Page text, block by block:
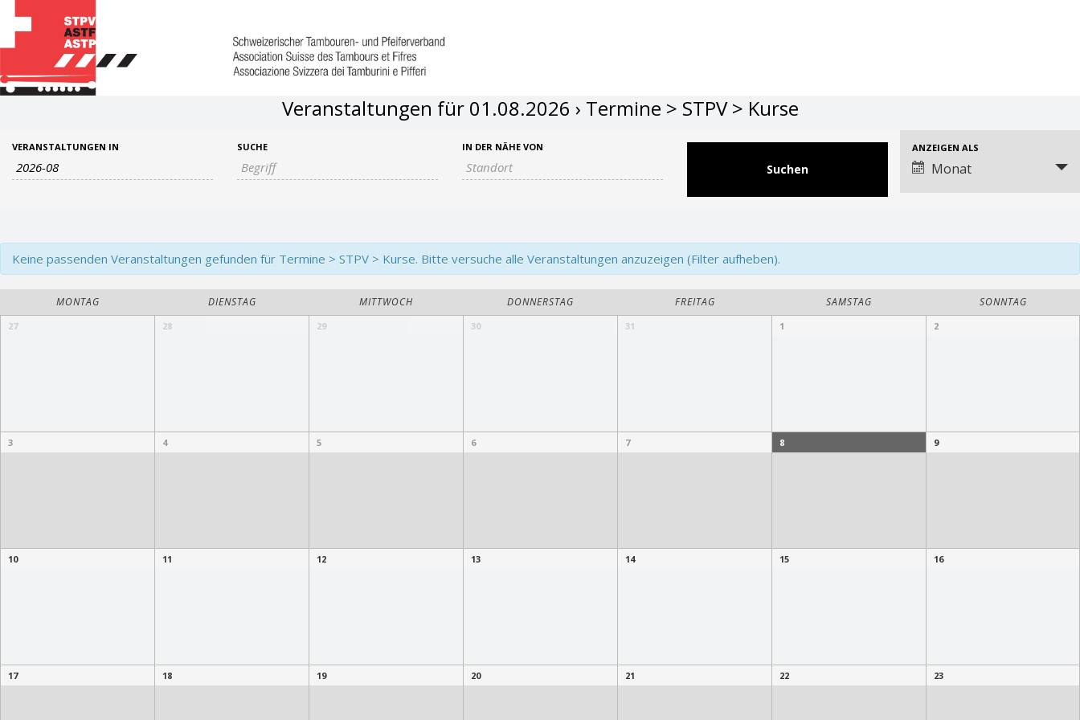
Veranstaltungen für 01.08.2026 › Termine > STPV > Kurse
Veranstaltungen
Such-
und
Suche
VERANSTALTUNGEN IN SUCHE IN DER NÄHE VON
Veranstaltung
Ansichtennavigation
ANZEIGEN ALS
Monat
Keine passenden Veranstaltungen gefunden für Termine > STPV > Kurse. Bitte versuche alle Veranstaltungen anzuzeigen (Filter aufheben).
Kalender
von
Kalender
MONTAG DIENSTAG MITTWOCH DONNERSTAG FREITAG SAMSTAG SONNTAG
27 28 29 30 31 1 2
3 4 5 6 7 8 9
10 11 12 13 14 15 16
17 18 19 20 21 22 23